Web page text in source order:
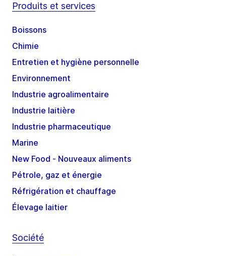
Produits et services
Boissons
Chimie
Entretien et hygiène personnelle
Environnement
Industrie agroalimentaire
Industrie laitière
Industrie pharmaceutique
Marine
New Food - Nouveaux aliments
Pétrole, gaz et énergie
Réfrigération et chauffage
Élevage laitier
Société